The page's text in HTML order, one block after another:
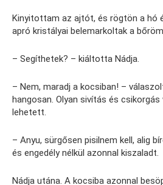
Kinyitottam az ajtót, és rögtön a hó
apró kristályai belemarkoltak a
– Segíthetek? – kiáltotta Nádja.
– Nem, maradj a kocsiban! –
hangosan. Olyan sivítás és
lehetett.
– Anyu, sürgősen pisilnem kell, alig
és engedély nélkül azonnal kiszaladt.
Nádja utána. A kocsiba azonnal